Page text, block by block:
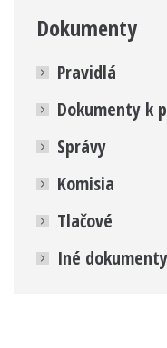
Dokumenty
Pravidlá
Dokumenty k
Správy
Komisia
Tlačové
Iné dokumenty